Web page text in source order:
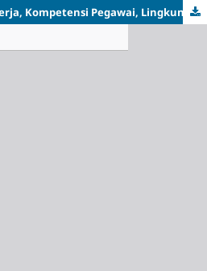
Pengaruh Efektivitas Kerja, Kompetensi Pegawai, Lingkungan Kerja, Dan Budaya Organisasi Terhadap Kualitas Pelayanan Akreditasi Perguruan Tinggi Swasta Pada Lembaga Layanan Pendidikan Tinggi Wilayah XV